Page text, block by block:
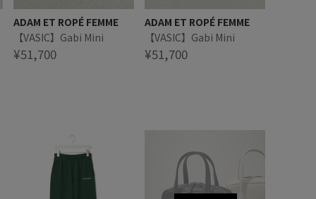
ADAM ET ROPÉ FEMME
【VASIC】Gabi Mini
¥51,700
ADAM ET ROPÉ FEMME
【VASIC】Gabi Mini
¥51,700